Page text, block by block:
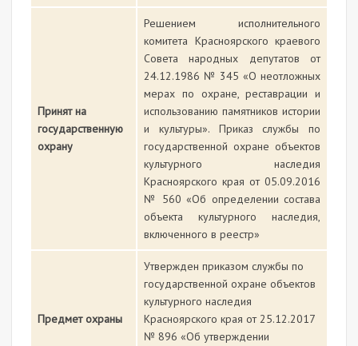
Принят на
государственную
охрану
Решением исполнительного
комитета Красноярского краевого
Совета народных депутатов от
24.12.1986 № 345 «О неотложных
мерах по охране, реставрации и
использованию памятников истории
и культуры». Приказ службы по
государственной охране объектов
культурного наследия
Красноярского края от 05.09.2016
№ 560 «Об определении состава
объекта культурного наследия,
включенного в реестр»
Предмет охраны
Утвержден приказом службы по
государственной охране объектов
культурного наследия
Красноярского края от 25.12.2017
№ 896 «Об утверждении